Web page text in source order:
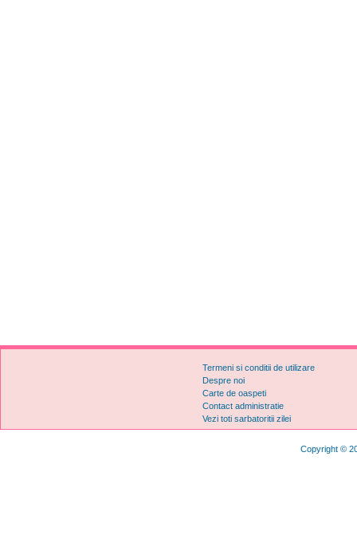
Termeni si conditii de utilizare
Despre noi
Carte de oaspeti
Contact administratie
Vezi toti sarbatoritii zilei
Copyright ©